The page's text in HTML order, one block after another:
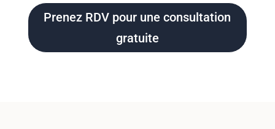
Prenez RDV pour une consultation
gratuite